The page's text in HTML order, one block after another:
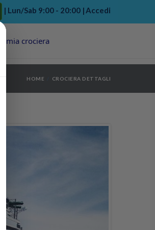
>
>
| Lun/Sab 9:00 - 20:00 |Accedi
La mia crociera
HOME CROCIERA DETTAGLI